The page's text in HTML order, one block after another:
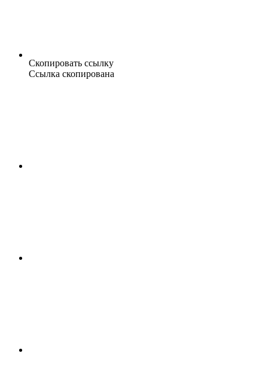
Скопировать ссылку
Ссылка скопирована